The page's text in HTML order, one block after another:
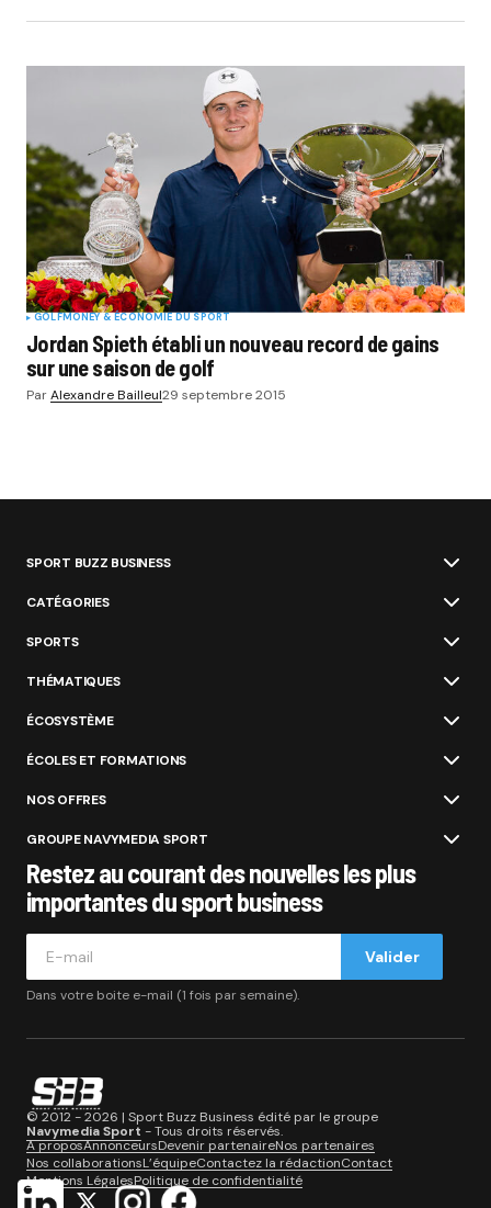
GOLFMONEY & ÉCONOMIE DU SPORT
Jordan Spieth établi un nouveau record de gains
sur une saison de golf
ParAlexandre Bailleul29 septembre 2015
SPORT BUZZ BUSINESS
CATÉGORIES
SPORTS
THÉMATIQUES
ÉCOSYSTÈME
ÉCOLES ET FORMATIONS
NOS OFFRES
GROUPE NAVYMEDIA SPORT
Restez au courant des nouvelles les plus
importantes du sport business
Valider
Dans votre boite e-mail (1 fois par semaine).
© 2012 - 2026 | Sport Buzz Business édité par le groupe
Navymedia Sport - Tous droits réservés.
A proposAnnonceursDevenir partenaireNos partenaires
Nos collaborationsL’équipeContactez la rédactionContact
Mentions LégalesPolitique de confidentialité